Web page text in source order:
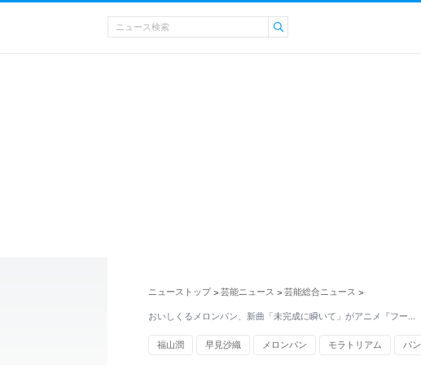
ニューストップ > 芸能ニュース > 芸能総合ニュース >
おいしくるメロンパン、新曲「未完成に瞬いて」がアニメ『フー…
福山潤 早見沙織 メロンパン モラトリアム パン